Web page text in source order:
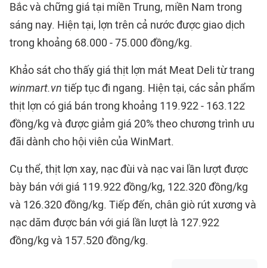
Bắc và chững giá tại miền Trung, miền Nam trong
sáng nay. Hiện tại, lợn trên cả nước được giao dịch
trong khoảng 68.000 - 75.000 đồng/kg.
Khảo sát cho thấy giá thịt lợn mát Meat Deli từ trang
winmart.vn tiếp tục đi ngang. Hiện tại, các sản phẩm
thịt lợn có giá bán trong khoảng 119.922 - 163.122
đồng/kg và được giảm giá 20% theo chương trình ưu
đãi dành cho hội viên của WinMart.
Cụ thể, thịt lợn xay, nạc đùi và nạc vai lần lượt được
bày bán với giá 119.922 đồng/kg, 122.320 đồng/kg
và 126.320 đồng/kg. Tiếp đến, chân giò rút xương và
nạc dăm được bán với giá lần lượt là 127.922
đồng/kg và 157.520 đồng/kg.